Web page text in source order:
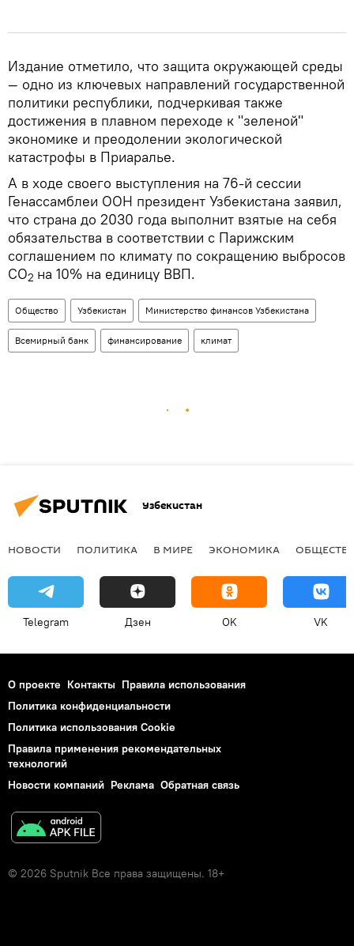
Издание отметило, что защита окружающей среды
— одно из ключевых направлений государственной
политики республики, подчеркивая также
достижения в плавном переходе к "зеленой"
экономике и преодолении экологической
катастрофы в Приаралье.
А в ходе своего выступления на 76-й сессии
Генассамблеи ООН президент Узбекистана заявил,
что страна до 2030 года выполнит взятые на себя
обязательства в соответствии с Парижским
соглашением по климату по сокращению выбросов
СО2 на 10% на единицу ВВП.
Общество Узбекистан Министерство финансов Узбекистана
Всемирный банк финансирование климат
Узбекистан
НОВОСТИ ПОЛИТИКА В МИРЕ ЭКОНОМИКА
Telegram Дзен OK VK
О проекте Контакты Правила использования
Политика конфиденциальности
Политика использования Cookie
Правила применения рекомендательных
технологий
Новости компаний Реклама Обратная связь
© 2026 Sputnik Все права защищены. 18+